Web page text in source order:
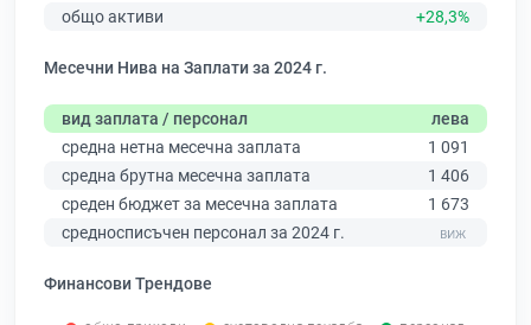
общо активи
+28,3%
Месечни Нива на Заплати за 2024 г.
вид заплата / персонал
лева
средна нетна месечна заплата
1 091
средна брутна месечна заплата
1 406
среден бюджет за месечна заплата
1 673
средносписъчен персонал за 2024 г.
Финансови Трендове